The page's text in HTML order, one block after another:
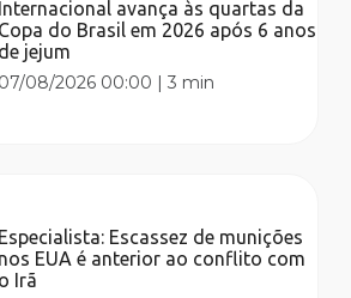
Internacional avança às quartas da
Copa do Brasil em 2026 após 6 anos
de jejum
07/08/2026 00:00 |3 min
Especialista: Escassez de munições
nos EUA é anterior ao conflito com
o Irã